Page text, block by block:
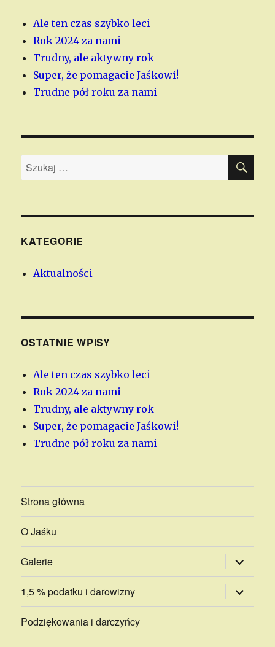
Ale ten czas szybko leci
Rok 2024 za nami
Trudny, ale aktywny rok
Super, że pomagacie Jaśkowi!
Trudne pół roku za nami
Szukaj:
KATEGORIE
Aktualności
OSTATNIE WPISY
Ale ten czas szybko leci
Rok 2024 za nami
Trudny, ale aktywny rok
Super, że pomagacie Jaśkowi!
Trudne pół roku za nami
Strona główna
O Jaśku
Galerie rozwiń
menu
potomne
1,5 % podatku i darowizny
rozwiń
menu
potomne
Podziękowania i darczyńcy